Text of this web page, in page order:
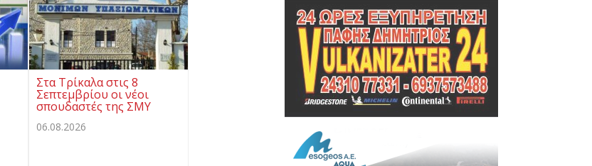
Στα Τρίκαλα στις 8
Σεπτεμβρίου οι νέοι
σπουδαστές της ΣΜΥ
06.08.2026